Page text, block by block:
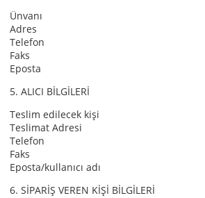
Ünvanı
Adres
Telefon
Faks
Eposta
5. ALICI BİLGİLERİ
Teslim edilecek kişi
Teslimat Adresi
Telefon
Faks
Eposta/kullanıcı adı
6. SİPARİŞ VEREN KİŞİ BİLGİLERİ